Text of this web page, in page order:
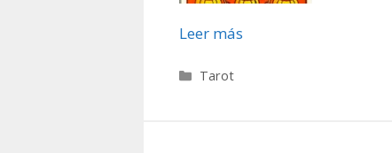
Leer más
Categorías
Tarot